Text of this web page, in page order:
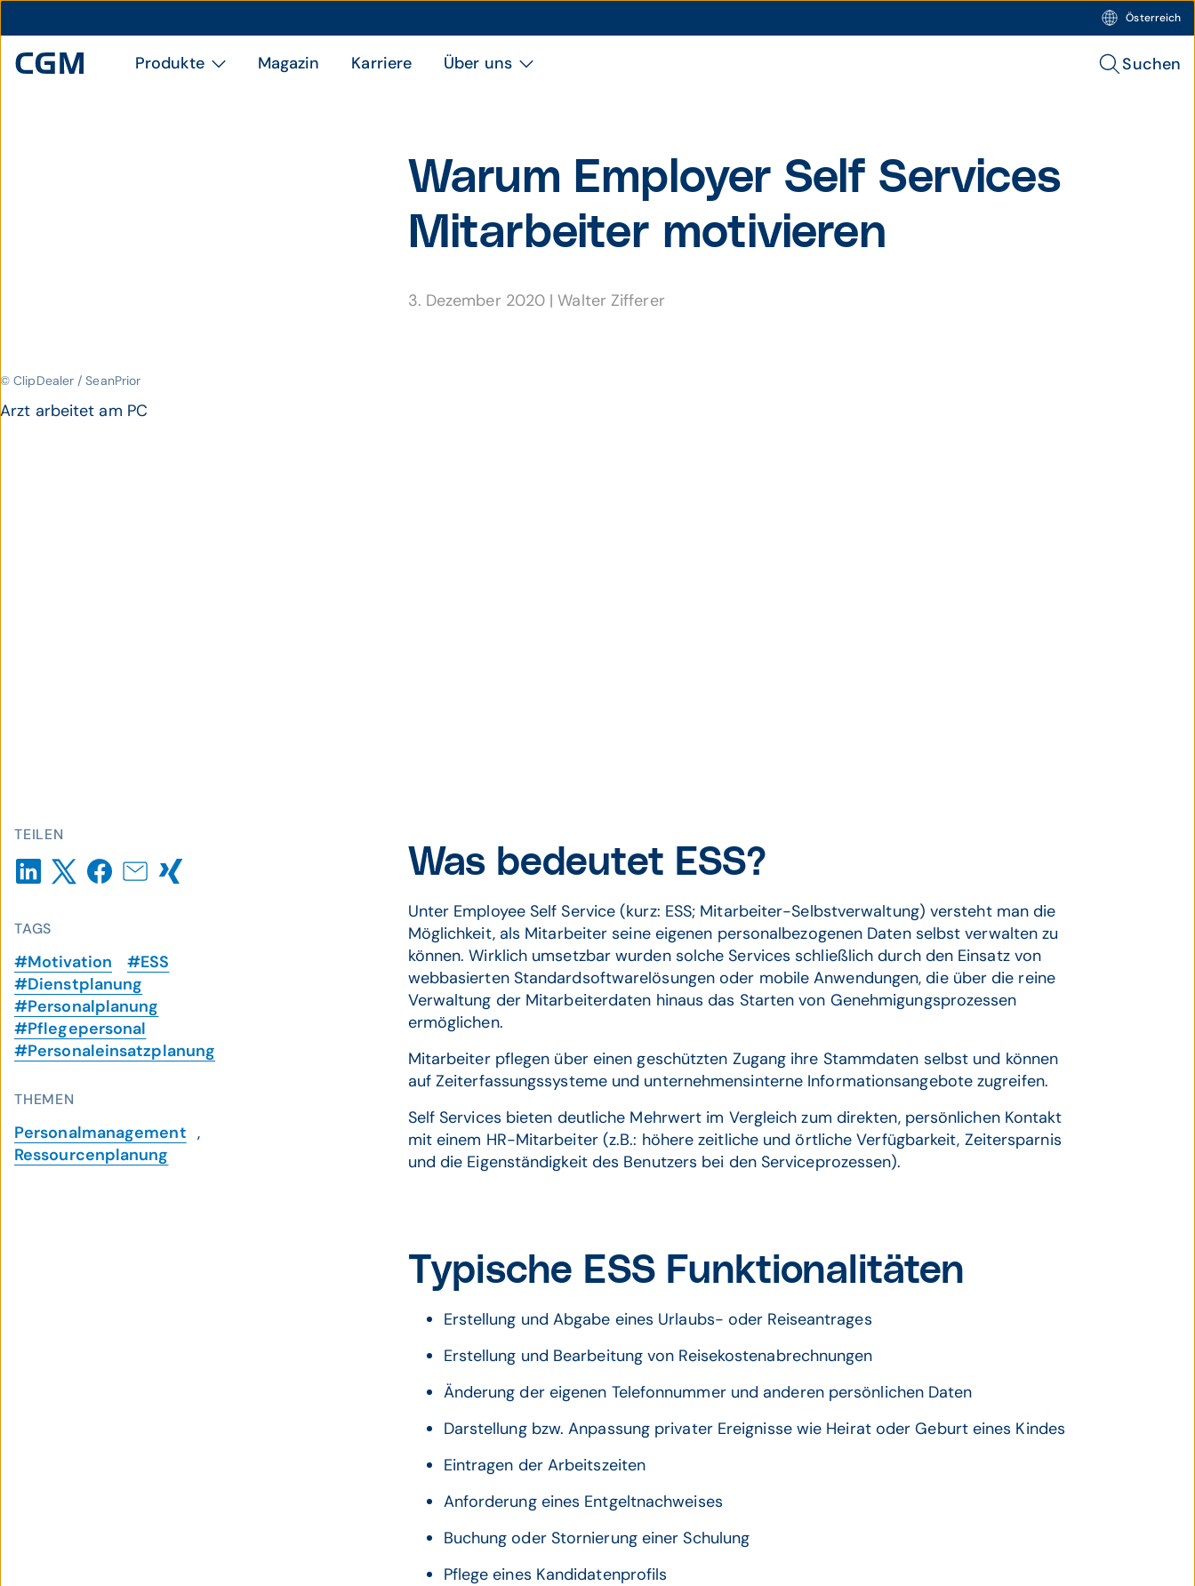
Österreich
Produkte Magazin Karriere Über uns Suchen
Warum Employer Self Services
Mitarbeiter motivieren
3. Dezember 2020 |Walter Zifferer
© ClipDealer / SeanPrior
Arzt arbeitet am PC
TEILEN
TAGS
#Motivation
#ESS
#Dienstplanung
#Personalplanung
#Pflegepersonal
#Personaleinsatzplanung
THEMEN
Personalmanagement ,
Ressourcenplanung
Was bedeutet ESS?
Unter Employee Self Service (kurz: ESS; Mitarbeiter-Selbstverwaltung) versteht man die
Möglichkeit, als Mitarbeiter seine eigenen personalbezogenen Daten selbst verwalten zu
können. Wirklich umsetzbar wurden solche Services schließlich durch den Einsatz von
webbasierten Standardsoftwarelösungen oder mobile Anwendungen, die über die reine
Verwaltung der Mitarbeiterdaten hinaus das Starten von Genehmigungsprozessen
ermöglichen.
Mitarbeiter pflegen über einen geschützten Zugang ihre Stammdaten selbst und können
auf Zeiterfassungssysteme und unternehmensinterne Informationsangebote zugreifen.
Self Services bieten deutliche Mehrwert im Vergleich zum direkten, persönlichen Kontakt
mit einem HR-Mitarbeiter (z.B.: höhere zeitliche und örtliche Verfügbarkeit, Zeitersparnis
und die Eigenständigkeit des Benutzers bei den Serviceprozessen).
Typische ESS Funktionalitäten
Erstellung und Abgabe eines Urlaubs- oder Reiseantrages
Erstellung und Bearbeitung von Reisekostenabrechnungen
Änderung der eigenen Telefonnummer und anderen persönlichen Daten
Darstellung bzw. Anpassung privater Ereignisse wie Heirat oder Geburt eines Kindes
Eintragen der Arbeitszeiten
Anforderung eines Entgeltnachweises
Buchung oder Stornierung einer Schulung
Pflege eines Kandidatenprofils